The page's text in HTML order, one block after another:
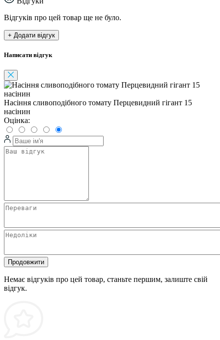
Відгуків про цей товар ще не було.
+ Додати відгук
Написати відгук
Насіння сливоподібного томату Перцевидний гігант 15
насінин
Оцінка:
Продовжити
Немає відгуків про цей товар, станьте першим, залиште свій
відгук.